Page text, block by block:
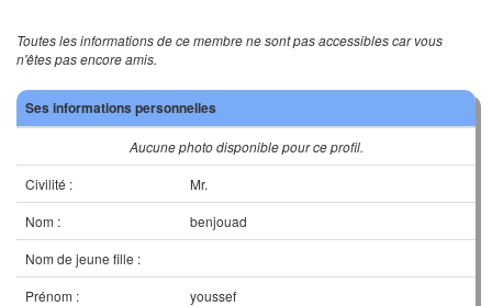
Toutes les informations de ce membre ne sont pas accessibles car vous
n'êtes pas encore amis.
Ses informations personnelles
Aucune photo disponible pour ce profil.
Civilité :
Mr.
Nom :
benjouad
Nom de jeune fille :
Prénom :
youssef